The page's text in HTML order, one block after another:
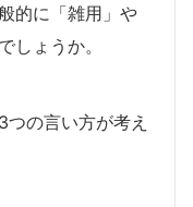
的に「雑用」や
しょうか。
の言い方が考え